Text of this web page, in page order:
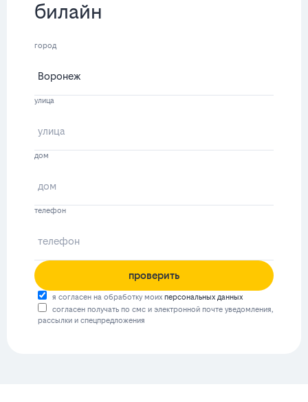
билайн
город
улица
дом
телефон
проверить
я согласен на обработку моих персональных данных
согласен получать по смс и электронной почте уведомления,
рассылки и спецпредложения